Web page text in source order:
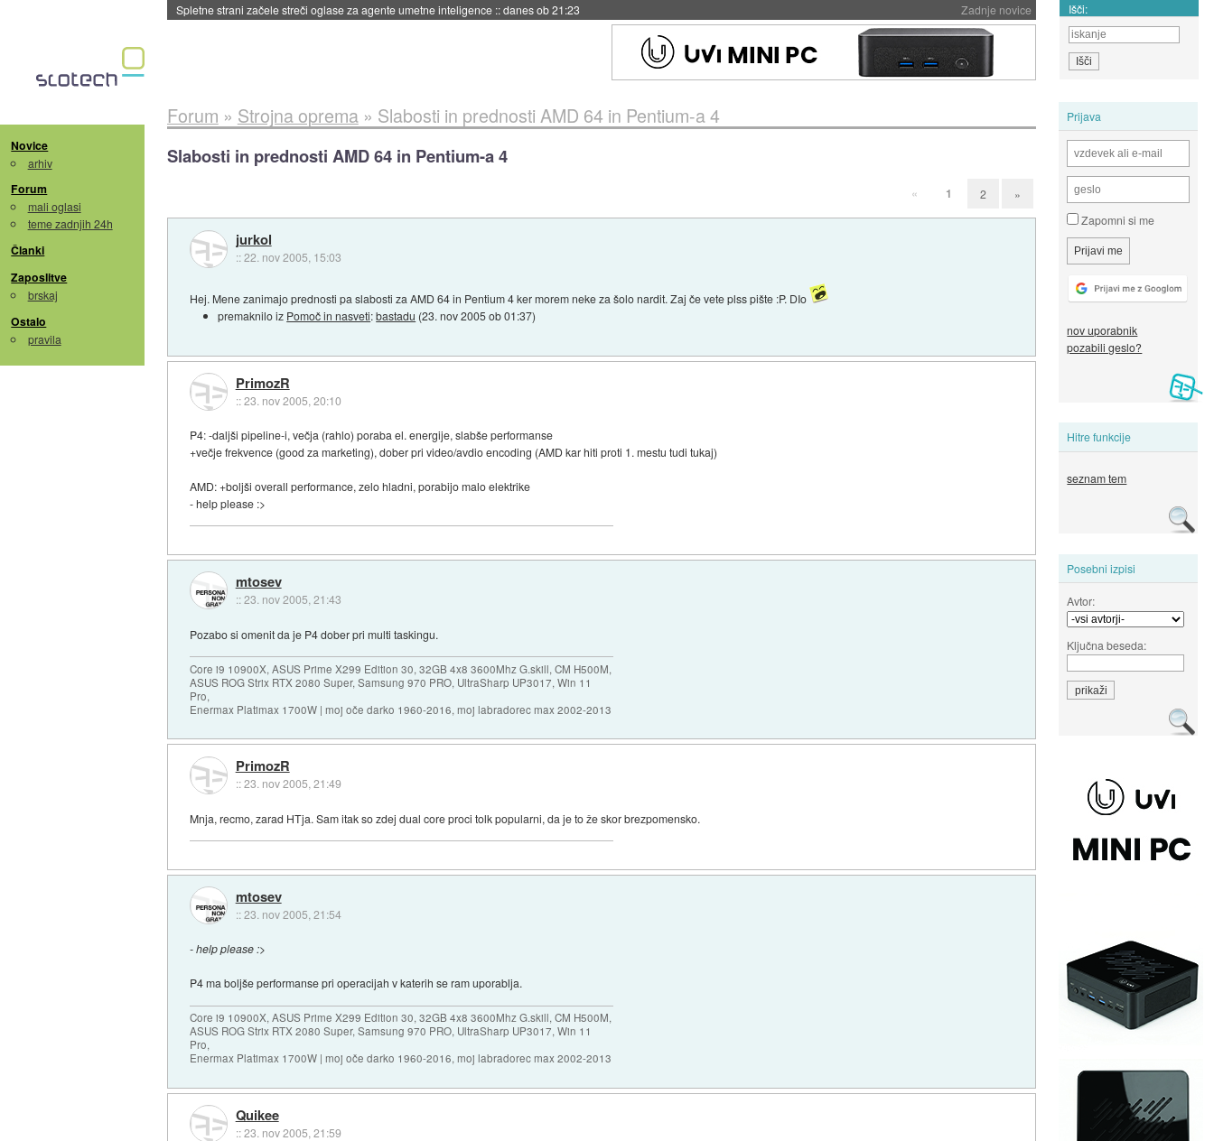
Zadnje novice
Saga s cepivom mRNA proti gripi v ZDA srečno končana::danes ob 06:10 Išči:
Novice
arhiv
Forum
mali oglasi
teme zadnjih 24h
Članki
Zaposlitve
brskaj
Ostalo
pravila
Prijava
Zapomni si me
nov uporabnik
pozabili geslo?
Hitre funkcije
seznam tem
Posebni izpisi
Avtor:
Ključna beseda:
Forum » Strojna oprema» Slabosti in prednosti AMD 64 in Pentium-a 4
Slabosti in prednosti AMD 64 in Pentium-a 4
« 1 2 »
jurkol
::22. nov 2005, 15:03
Hej. Mene zanimajo prednosti pa slabosti za AMD 64 in Pentium 4 ker morem neke za šolo nardit. Zaj če vete plss pište :P. DIo
premaknilo iz Pomoč in nasveti:bastadu (23. nov 2005 ob 01:37)
PrimozR
::23. nov 2005, 20:10
P4: -daljši pipeline-i, večja (rahlo) poraba el. energije, slabše performanse
+večje frekvence (good za marketing), dober pri video/avdio encoding (AMD kar hiti proti 1. mestu tudi tukaj)
AMD: +boljši overall performance, zelo hladni, porabijo malo elektrike
- help please :>
mtosev
::23. nov 2005, 21:43
Pozabo si omenit da je P4 dober pri multi taskingu.
Core i9 10900X, ASUS Prime X299 Edition 30, 32GB 4x8 3600Mhz G.skill, CM H500M,
ASUS ROG Strix RTX 2080 Super, Samsung 970 PRO, UltraSharp UP3017, Win 11
Pro,
Enermax Platimax 1700W | moj oče darko 1960-2016, moj labradorec max 2002-2013
PrimozR
::23. nov 2005, 21:49
Mnja, recmo, zarad HTja. Sam itak so zdej dual core proci tolk popularni, da je to že skor brezpomensko.
mtosev
::23. nov 2005, 21:54
- help please :>
P4 ma boljše performanse pri operacijah v katerih se ram uporablja.
Core i9 10900X, ASUS Prime X299 Edition 30, 32GB 4x8 3600Mhz G.skill, CM H500M,
ASUS ROG Strix RTX 2080 Super, Samsung 970 PRO, UltraSharp UP3017, Win 11
Pro,
Enermax Platimax 1700W | moj oče darko 1960-2016, moj labradorec max 2002-2013
Quikee
::23. nov 2005, 21:59